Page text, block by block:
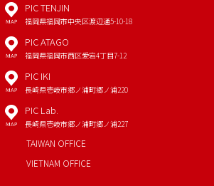
MAP
PIC TENJIN
福岡県福岡市中央区渡辺通5-10-18
MAP
PIC ATAGO
福岡県福岡市西区愛宕4丁目7-12
MAP
PIC IKI
長崎県壱岐市郷ノ浦町郷ノ浦220
MAP
PIC Lab.
長崎県壱岐市郷ノ浦町郷ノ浦227
TAIWAN OFFICE
VIETNAM OFFICE